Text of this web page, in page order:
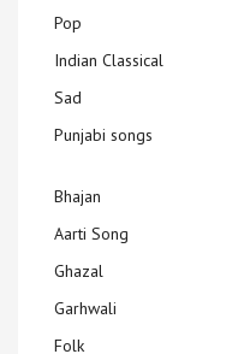
Pop
Indian Classical
Sad
Punjabi songs
Bhajan
Aarti Song
Ghazal
Garhwali
Folk